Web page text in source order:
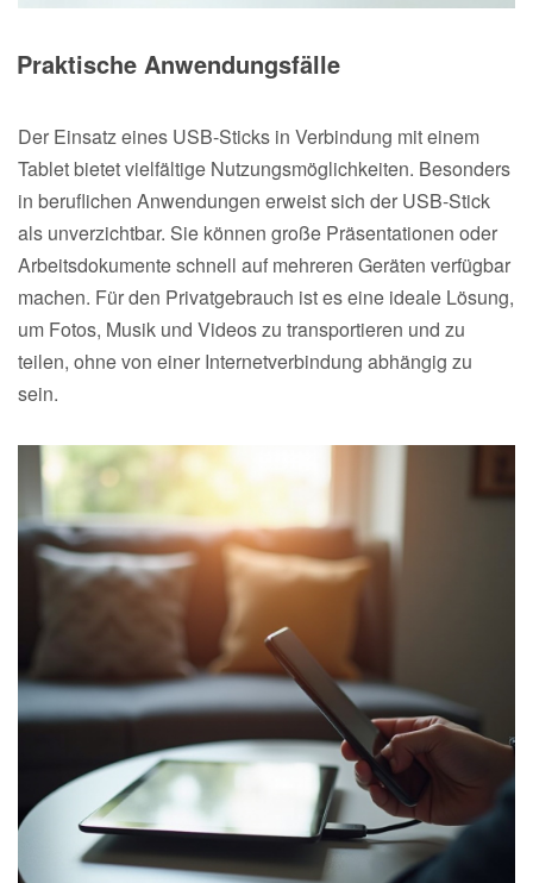
Praktische Anwendungsfälle
Der Einsatz eines USB-Sticks in Verbindung mit einem
Tablet bietet vielfältige Nutzungsmöglichkeiten. Besonders
in beruflichen Anwendungen erweist sich der USB-Stick
als unverzichtbar. Sie können große Präsentationen oder
Arbeitsdokumente schnell auf mehreren Geräten verfügbar
machen. Für den Privatgebrauch ist es eine ideale Lösung,
um Fotos, Musik und Videos zu transportieren und zu
teilen, ohne von einer Internetverbindung abhängig zu
sein.